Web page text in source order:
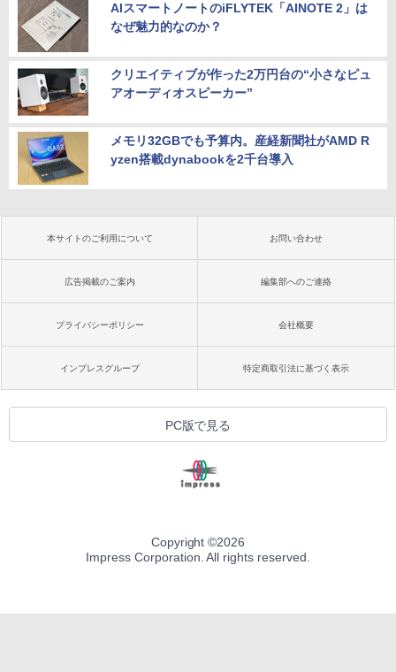
AIスマートノートのiFLYTEK「AINOTE 2」は
なぜ魅力的なのか？
クリエイティブが作った2万円台の“小さなピュ
アオーディオスピーカー”
メモリ32GBでも予算内。産経新聞社がAMD R
yzen搭載dynabookを2千台導入
本サイトのご利用について お問い合わせ
広告掲載のご案内 編集部へのご連絡
プライバシーポリシー 会社概要
インプレスグループ 特定商取引法に基づく表示
PC版で見る
Copyright ©2026
Impress Corporation. All rights reserved.